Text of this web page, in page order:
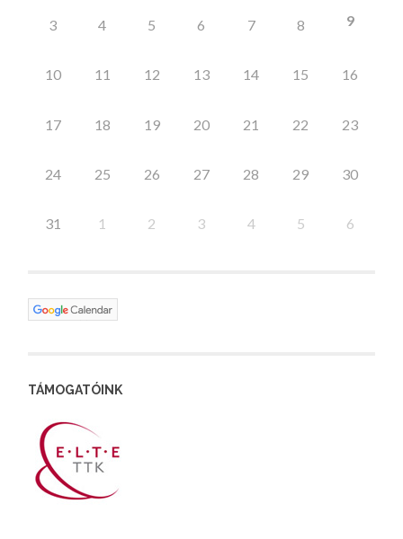
3 4 5 6 7 8 9
10 11 12 13 14 15 16
17 18 19 20 21 22 23
24 25 26 27 28 29 30
31 1 2 3 4 5 6
TÁMOGATÓINK